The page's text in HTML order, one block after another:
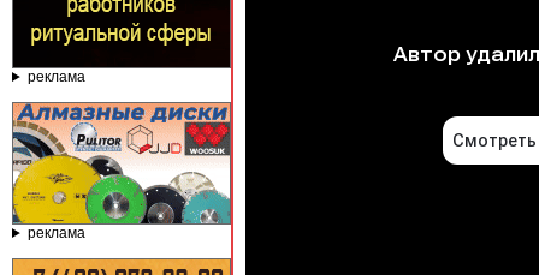
реклама
реклама